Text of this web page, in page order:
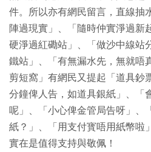
件。所以亦有網民留言，直線抽
陣過現實」、「隨時仲實淨過新
硬淨過紅磡站」、「做沙中線站
鐵站」、「有無漏水先，無就唔
剪短窩」有網民又提起「道具鈔
分鐘俾人告，如道具銀紙」、「
呢」、「小心俾金管局告呀」、
紙？」、「用支付寳唔用紙幣啦
實在是值得支持與敬佩！